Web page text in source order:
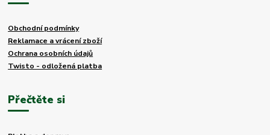
Obchodní podmínky
Reklamace a vrácení zboží
Ochrana osobních údajů
Twisto - odložená platba
Přečtěte si